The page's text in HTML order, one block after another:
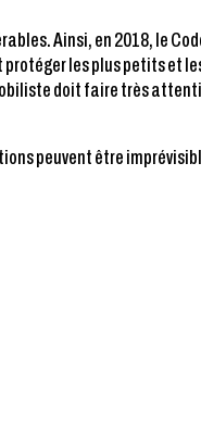
Ainsi, en 2018, le
les plus petits et
doit faire très
peuvent être